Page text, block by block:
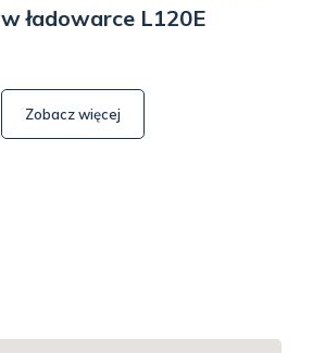
w ładowarce L120E
Zobacz więcej